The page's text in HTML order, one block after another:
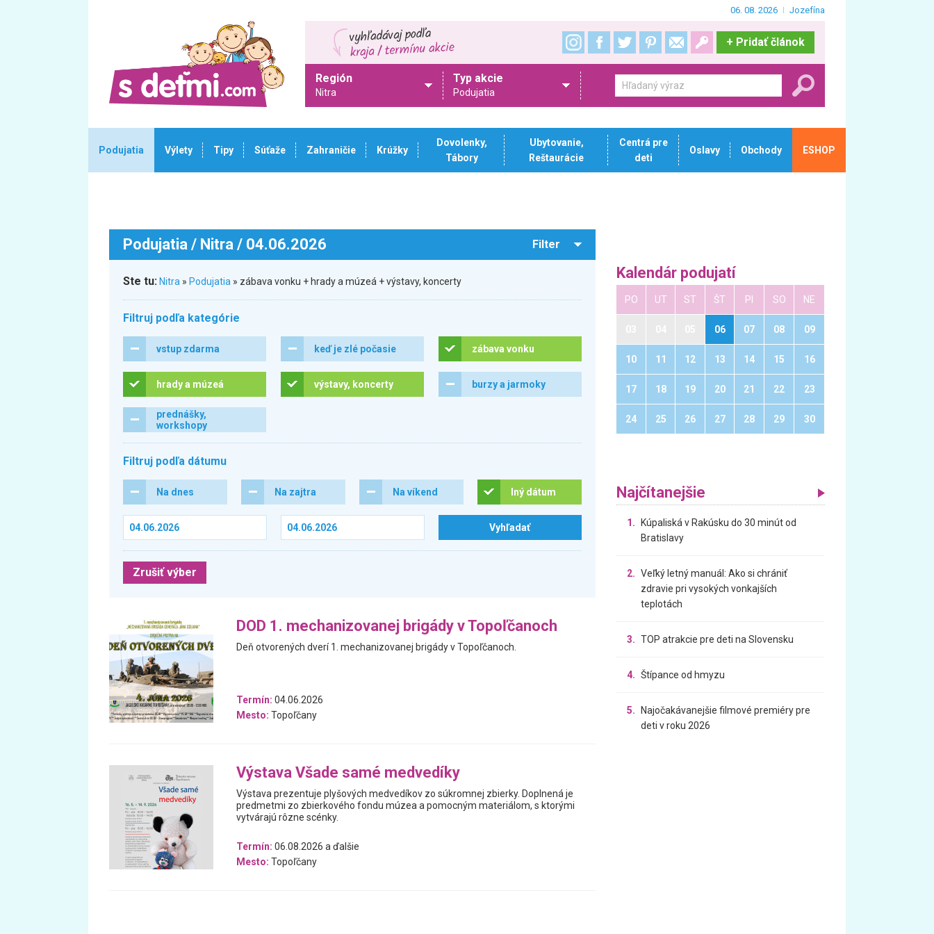
06. 08. 2026 Jozefína
+ Pridať článok
Región
Nitra
Typ akcie
Podujatia
Podujatia Výlety Tipy Súťaže Zahraničie Krúžky
Dovolenky,
Tábory
Ubytovanie,
Reštaurácie
Centrá pre
deti
Oslavy Obchody ESHOP
Podujatia / Nitra / 04.06.2026 Filter
Ste tu: Nitra » Podujatia » zábava vonku + hrady a múzeá + výstavy, koncerty
Filtruj podľa kategórie
vstup zdarma keď je zlé počasie zábava vonku
hrady a múzeá výstavy, koncerty burzy a jarmoky
prednášky,
workshopy
Filtruj podľa dátumu
Na dnes Na zajtra Na víkend Iný dátum
Zrušiť výber
DOD 1. mechanizovanej brigády v Topoľčanoch
Deň otvorených dverí 1. mechanizovanej brigády v Topoľčanoch.
Termín: 04.06.2026
Mesto: Topoľčany
Výstava Všade samé medvedíky
Výstava prezentuje plyšových medvedíkov zo súkromnej zbierky. Doplnená je
predmetmi zo zbierkového fondu múzea a pomocným materiálom, s ktorými
vytvárajú rôzne scénky.
Termín: 06.08.2026 a ďalšie
Mesto: Topoľčany
Kalendár podujatí
PO UT ST ŠT PI SO NE
06 07 08 09
10 11 12 13 14 15 16
17 18 19 20 21 22 23
24 25 26 27 28 29 30
Najčítanejšie
1.
Kúpaliská v Rakúsku do 30 minút od
Bratislavy
2. Veľký letný manuál: Ako si chrániť
zdravie pri vysokých vonkajších
teplotách
3. TOP atrakcie pre deti na Slovensku
4. Štípance od hmyzu
5.
Najočakávanejšie filmové premiéry pre
deti v roku 2026